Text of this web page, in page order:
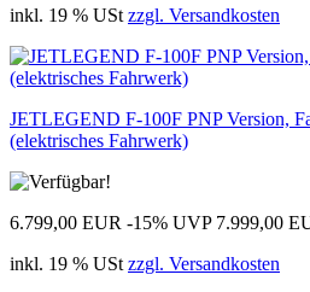
inkl. 19 % USt zzgl. Versandkosten
JETLEGEND F-100F PNP Version,
(elektrisches Fahrwerk)
6.799,00 EUR -15% UVP 7.999,00
inkl. 19 % USt zzgl. Versandkosten